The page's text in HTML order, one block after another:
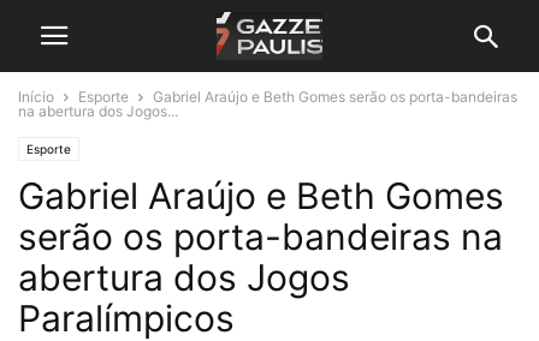
Início Esporte
Gabriel Araújo e Beth Gomes serão os porta-bandeiras
na abertura dos Jogos...
Esporte
Gabriel Araújo e Beth Gomes
serão os porta-bandeiras na
abertura dos Jogos
Paralímpicos